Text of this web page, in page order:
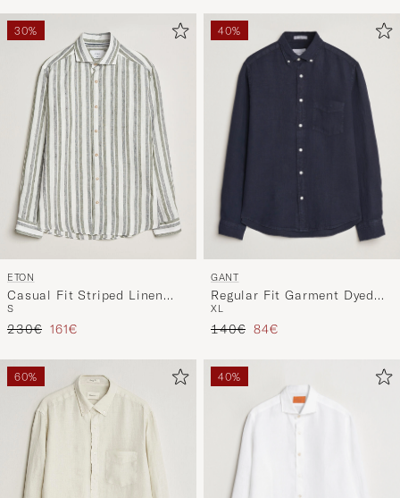
30%
ETON
Casual Fit Striped Linen
Shirt Dark Green
S
Regulärer Preis
230€ Reduzierter Preis
161€
40%
GANT
Regular Fit Garment Dyed
Linen Shirt Evening Blue
XL
Regulärer Preis
140€ Reduzierter Preis
84€
60% 40%